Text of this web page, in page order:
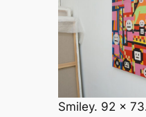
Smiley. 92 x